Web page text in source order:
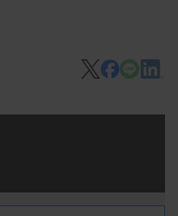
できます。リニューア